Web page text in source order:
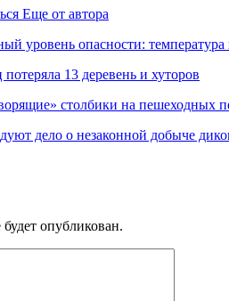
Еще от автора
уровень опасности:
потеряла 13 деревень и хуторов
столбики на пешеходных
дело о незаконной добыче
опубликован.